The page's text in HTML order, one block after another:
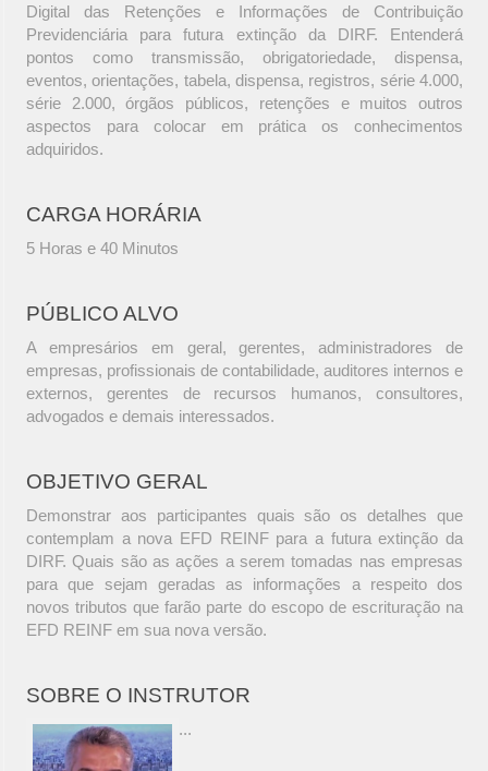
Digital das Retenções e Informações de Contribuição
Previdenciária para futura extinção da DIRF. Entenderá
pontos como transmissão, obrigatoriedade, dispensa,
eventos, orientações, tabela, dispensa, registros, série 4.000,
série 2.000, órgãos públicos, retenções e muitos outros
aspectos para colocar em prática os conhecimentos
adquiridos.
CARGA HORÁRIA
5 Horas e 40 Minutos
PÚBLICO ALVO
A empresários em geral, gerentes, administradores de
empresas, profissionais de contabilidade, auditores internos e
externos, gerentes de recursos humanos, consultores,
advogados e demais interessados.
OBJETIVO GERAL
Demonstrar aos participantes quais são os detalhes que
contemplam a nova EFD REINF para a futura extinção da
DIRF. Quais são as ações a serem tomadas nas empresas
para que sejam geradas as informações a respeito dos
novos tributos que farão parte do escopo de escrituração na
EFD REINF em sua nova versão.
SOBRE O INSTRUTOR
...